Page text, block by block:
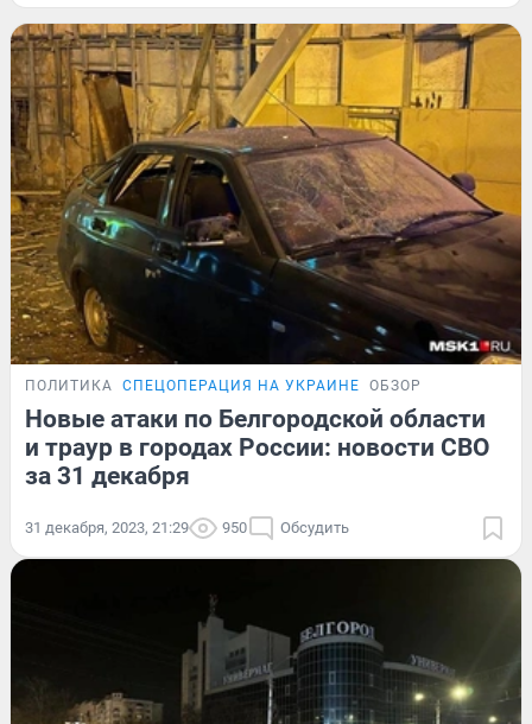
ПОЛИТИКА СПЕЦОПЕРАЦИЯ НА УКРАИНЕ ОБЗОР
Новые атаки по Белгородской области
и траур в городах России: новости СВО
за 31 декабря
31 декабря, 2023, 21:29 950 Обсудить